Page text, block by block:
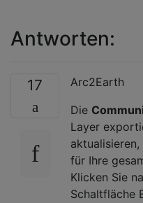
Antworten:
17
Arc2Earth
Die
Layer
für Ihre
Klicken Sie
Schaltfläche